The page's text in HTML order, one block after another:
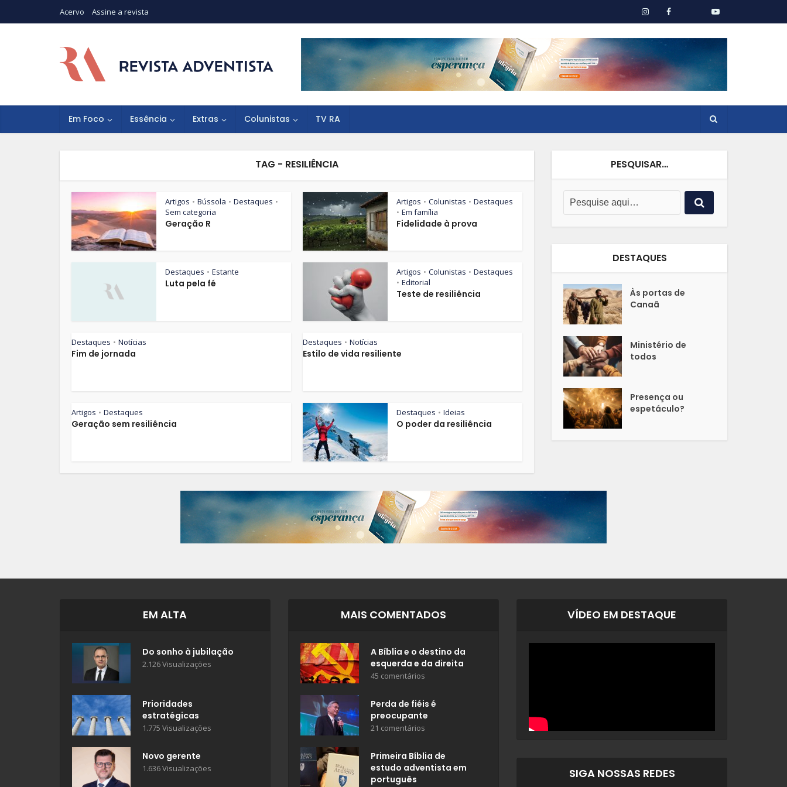
Acervo Assine a revista
Em Foco Essência Extras Colunistas TV RA
TAG - RESILIÊNCIA
Artigos • Bússola • Destaques •
Sem categoria
Geração R
Artigos • Colunistas • Destaques
• Em família
Fidelidade à prova
Destaques • Estante
Luta pela fé
Artigos • Colunistas • Destaques
• Editorial
Teste de resiliência
Destaques • Notícias
Fim de jornada
Destaques • Notícias
Estilo de vida resiliente
Artigos • Destaques
Geração sem resiliência
Destaques • Ideias
O poder da resiliência
PESQUISAR…
DESTAQUES
Às portas de
Canaã
Ministério de
todos
Presença ou
espetáculo?
EM ALTA
Do sonho à jubilação
2.126 Visualizações
Prioridades
estratégicas
1.775 Visualizações
Novo gerente
1.636 Visualizações
MAIS COMENTADOS
A Bíblia e o destino da
esquerda e da direita
45 comentários
Perda de fiéis é
preocupante
21 comentários
Primeira Bíblia de
estudo adventista em
português
VÍDEO EM DESTAQUE
SIGA NOSSAS REDES